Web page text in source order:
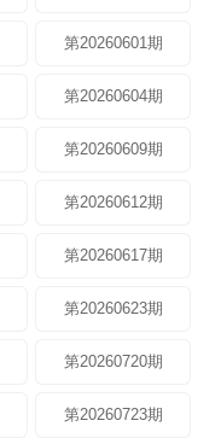
第20260601期
第20260604期
第20260609期
第20260612期
第20260617期
第20260623期
第20260720期
第20260723期